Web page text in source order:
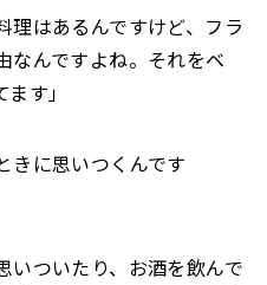
理はあるんですけど、フラ
なんですよね。それをベ
す」
きに思いつくんです
いついたり、お酒を飲んで